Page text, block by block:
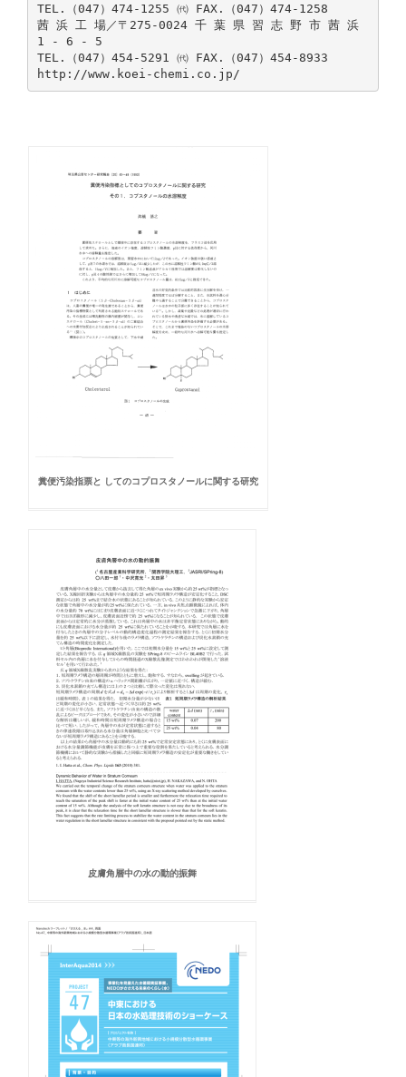
TEL.（047）474-1255 ㈹ FAX.（047）474-1258
茜 浜 工 場／〒275-0024 千 葉 県 習 志 野 市 茜 浜
1 - 6 - 5
TEL.（047）454-5291 ㈹ FAX.（047）454-8933
糞便汚染指票と してのコプロスタノールに関する研究
皮膚角層中の水の動的振舞